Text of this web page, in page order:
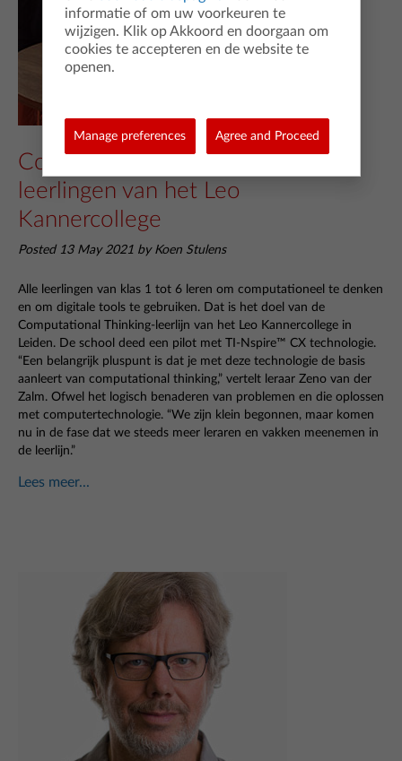
Computational Thinking voor alle
leerlingen van het Leo
Kannercollege
Posted 13 May 2021 by Koen Stulens
Alle leerlingen van klas 1 tot 6 leren om computationeel te denken
en om digitale tools te gebruiken. Dat is het doel van de
Computational Thinking-leerlijn van het Leo Kannercollege in
Leiden. De school deed een pilot met TI-Nspire™ CX technologie.
“Een belangrijk pluspunt is dat je met deze technologie de basis
aanleert van computational thinking,” vertelt leraar Zeno van der
Zalm. Ofwel het logisch benaderen van problemen en die oplossen
met computertechnologie. “We zijn klein begonnen, maar komen
nu in de fase dat we steeds meer leraren en vakken meenemen in
de leerlijn.”
Lees meer...
informatie of om uw voorkeuren te
wijzigen. Klik op Akkoord en doorgaan om
cookies te accepteren en de website te
openen.
Manage preferences Agree and Proceed